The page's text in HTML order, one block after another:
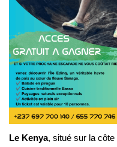
Le Kenya, situé sur la côte